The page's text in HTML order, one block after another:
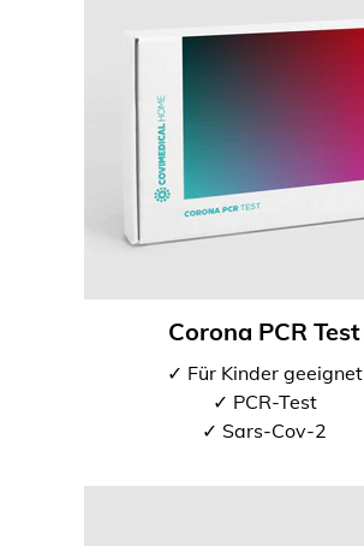
Corona PCR Test
✓ Für Kinder geeignet
✓ PCR-Test
✓ Sars-Cov-2